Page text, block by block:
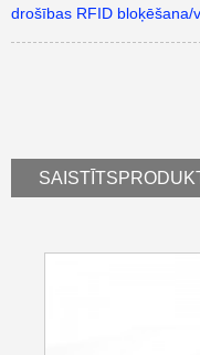
drošības RFID bloķēšana/
SAISTĪTS